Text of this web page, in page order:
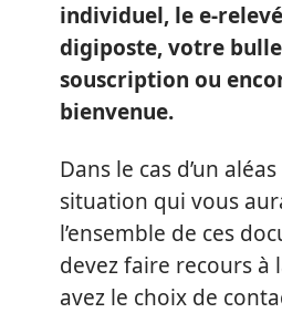
individuel, le e-
digiposte, votre
souscription ou
bienvenue.
Dans le cas d’un
situation qui vous
l’ensemble de ces
devez faire recours à
avez le choix de